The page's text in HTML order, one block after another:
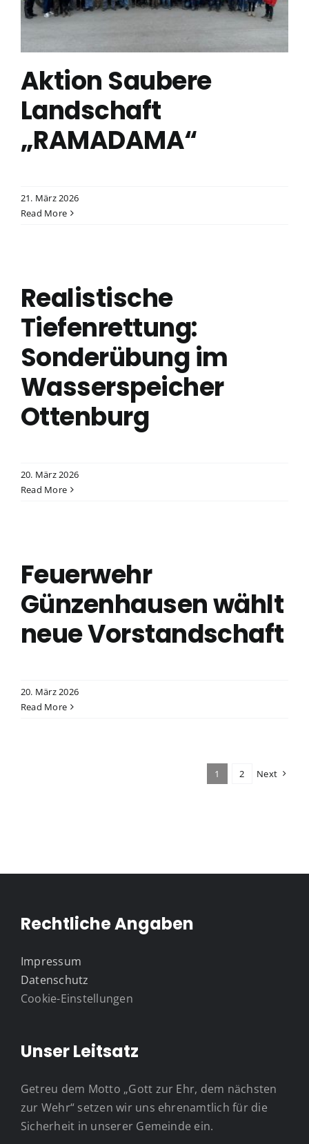
Aktion Saubere
Landschaft
„RAMADAMA“
21. März 2026
Read More
Realistische
Tiefenrettung:
Sonderübung im
Wasserspeicher
Ottenburg
20. März 2026
Read More
Feuerwehr
Günzenhausen wählt
neue Vorstandschaft
20. März 2026
Read More
1 2 Next
Rechtliche Angaben
Impressum
Datenschutz
Cookie-Einstellungen
Unser Leitsatz
Getreu dem Motto „Gott zur Ehr, dem nächsten
zur Wehr“ setzen wir uns ehrenamtlich für die
Sicherheit in unserer Gemeinde ein.